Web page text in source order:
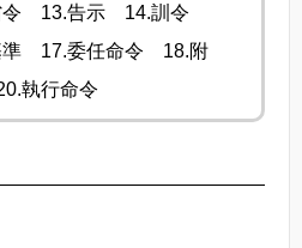
13.告示 14.訓令
準 17.委任命令 18.附
執行命令